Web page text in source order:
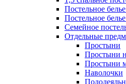
Постельное
Постельное
Семейное
Отдельные
Простыни
Простыни
Простыни
Наволочки